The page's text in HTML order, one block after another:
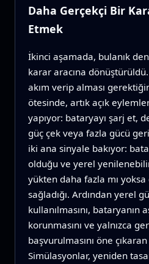
Daha Gerçekçi Bir
Etmek
İkinci aşamada, bulanık
karar aracına
akım verip alması
ötesinde, artık açık
yapıyor: bataryayı şarj et,
güç çek veya fazla gücü
iki ana sinyale bakıyor:
olduğu ve yerel
yükten daha fazla mı yoksa
sağladığı. Ardından yerel
kullanılmasını, bataryanın
korunmasını ve yalnızca
başvurulmasını öne
Simülasyonlar, yeniden